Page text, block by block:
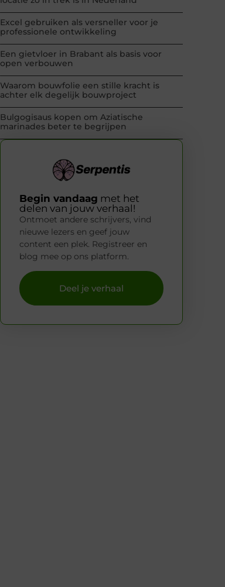
Excel gebruiken als versneller voor je
professionele ontwikkeling
Een gietvloer in Brabant als basis voor
open verbouwen
Waarom bouwfolie een stille kracht is
achter elk degelijk bouwproject
Bulgogisaus kopen om Aziatische
marinades beter te begrijpen
Begin vandaag met het
delen van jouw verhaal!
Ontmoet andere schrijvers, vind
nieuwe lezers en geef jouw
content een plek. Registreer en
blog mee op ons platform.
Deel je verhaal